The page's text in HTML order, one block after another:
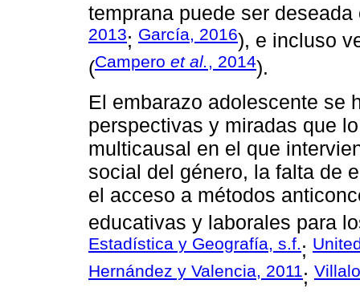
temprana puede ser deseada
2013; García, 2016), e incluso
(Campero et al., 2014).
El embarazo adolescente se
perspectivas y miradas que
multicausal en el que
social del género, la falta de
el acceso a métodos
educativas y laborales para
Estadística y Geografía, s.f.;
Hernández y Valencia, 2011;